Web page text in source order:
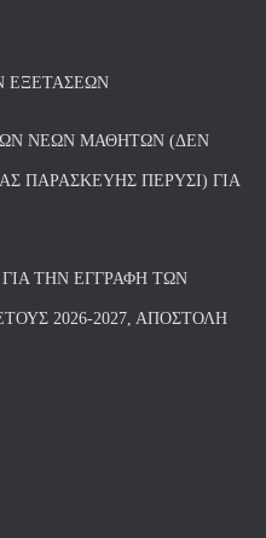
ΕΞΕΤΆΣΕΩΝ
ΝΈΩΝ ΜΑΘΗΤΏΝ (ΔΕΝ
ΠΑΡΑΣΚΕΥΗΣ ΠΈΡΥΣΙ) ΓΙΑ
ΤΗΝ ΕΓΓΡΑΦΉ ΤΩΝ
2026-2027, ΑΠΟΣΤΟΛΉ